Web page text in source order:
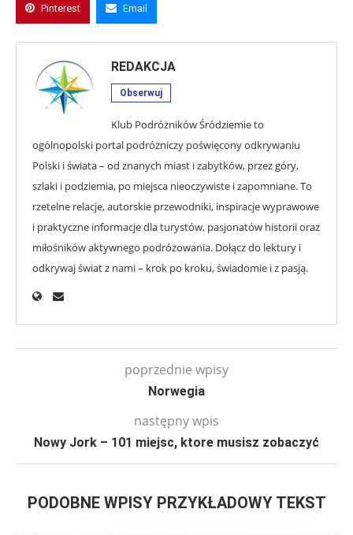
Pinterest Email
REDAKCJA
Obserwuj
Klub Podróżników Śródziemie to
ogólnopolski portal podróżniczy poświęcony odkrywaniu
Polski i świata – od znanych miast i zabytków, przez góry,
szlaki i podziemia, po miejsca nieoczywiste i zapomniane. To
rzetelne relacje, autorskie przewodniki, inspiracje wyprawowe
i praktyczne informacje dla turystów, pasjonatów historii oraz
miłośników aktywnego podróżowania. Dołącz do lektury i
odkrywaj świat z nami – krok po kroku, świadomie i z pasją.
poprzednie wpisy
Norwegia
następny wpis
Nowy Jork – 101 miejsc, ktore musisz zobaczyć
PODOBNE WPISY PRZYKŁADOWY TEKST